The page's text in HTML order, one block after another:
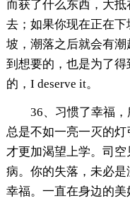
而获了什么东西，大
去；如果你现在正在
坡，潮落之后就会有
到想要的，也是为了
的，I deserve it。
36、习惯了幸福
总是不如一亮一灭的
才更加渴望上学。司
病。你的失落，未必
幸福。一直在身边的